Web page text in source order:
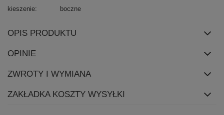
kieszenie boczne
OPIS PRODUKTU
OPINIE
ZWROTY I WYMIANA
ZAKŁADKA KOSZTY WYSYŁKI